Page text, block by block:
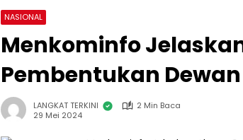
NASIONAL
Menkominfo
Pembentukan
LANGKAT TERKINI
2 Min Baca
29 Mei 2024